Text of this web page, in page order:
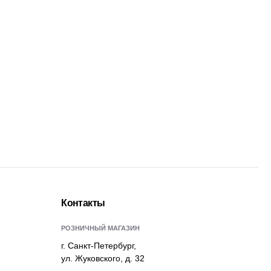
Контакты
РОЗНИЧНЫЙ МАГАЗИН
г. Санкт-Петербург,
ул. Жуковского, д. 32